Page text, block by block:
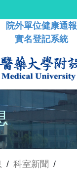
院外單位健康通報
實名登記系統
/ 科室新聞 /